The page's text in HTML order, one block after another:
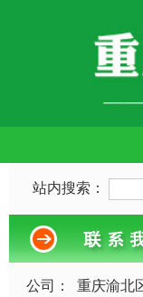
站内搜索：
公司：
重庆渝北